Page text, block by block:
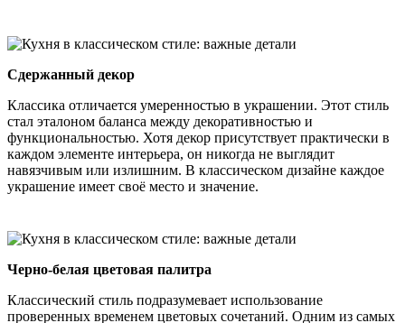
Сдержанный декор
Классика отличается умеренностью в украшении. Этот стиль
стал эталоном баланса между декоративностью и
функциональностью. Хотя декор присутствует практически в
каждом элементе интерьера, он никогда не выглядит
навязчивым или излишним. В классическом дизайне каждое
украшение имеет своё место и значение.
Черно-белая цветовая палитра
Классический стиль подразумевает использование
проверенных временем цветовых сочетаний. Одним из самых